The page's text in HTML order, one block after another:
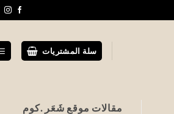
سلة المشتريات
مقالات موقع شَعَر .كوم